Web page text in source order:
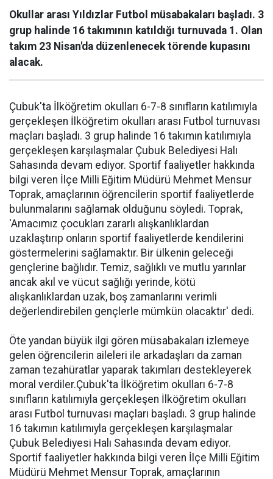
Okullar arası Yıldızlar Futbol müsabakaları başladı. 3
grup halinde 16 takımının katıldığı turnuvada 1. Olan
takım 23 Nisan'da düzenlenecek törende kupasını
alacak.
Çubuk'ta İlköğretim okulları 6-7-8 sınıfların katılımıyla
gerçekleşen İlköğretim okulları arası Futbol turnuvası
maçları başladı. 3 grup halinde 16 takımın katılımıyla
gerçekleşen karşılaşmalar Çubuk Belediyesi Halı
Sahasında devam ediyor. Sportif faaliyetler hakkında
bilgi veren İlçe Milli Eğitim Müdürü Mehmet Mensur
Toprak, amaçlarının öğrencilerin sportif faaliyetlerde
bulunmalarını sağlamak olduğunu söyledi. Toprak,
'Amacımız çocukları zararlı alışkanlıklardan
uzaklaştırıp onların sportif faaliyetlerde kendilerini
göstermelerini sağlamaktır. Bir ülkenin geleceği
gençlerine bağlıdır. Temiz, sağlıklı ve mutlu yarınlar
ancak akıl ve vücut sağlığı yerinde, kötü
alışkanlıklardan uzak, boş zamanlarını verimli
değerlendirebilen gençlerle mümkün olacaktır' dedi.
Öte yandan büyük ilgi gören müsabakaları izlemeye
gelen öğrencilerin aileleri ile arkadaşları da zaman
zaman tezahüratlar yaparak takımları destekleyerek
moral verdiler.Çubuk'ta İlköğretim okulları 6-7-8
sınıfların katılımıyla gerçekleşen İlköğretim okulları
arası Futbol turnuvası maçları başladı. 3 grup halinde
16 takımın katılımıyla gerçekleşen karşılaşmalar
Çubuk Belediyesi Halı Sahasında devam ediyor.
Sportif faaliyetler hakkında bilgi veren İlçe Milli Eğitim
Müdürü Mehmet Mensur Toprak, amaçlarının